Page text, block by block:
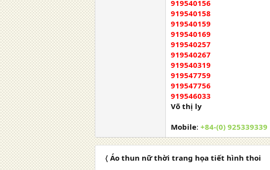
919540156
919540158
919540159
919540169
919540257
919540267
919540319
919547759
919547756
919546033
Võ thị ly
Mobile: +84-(0) 925339339
〈 Áo thun nữ thời trang họa tiết hình thoi